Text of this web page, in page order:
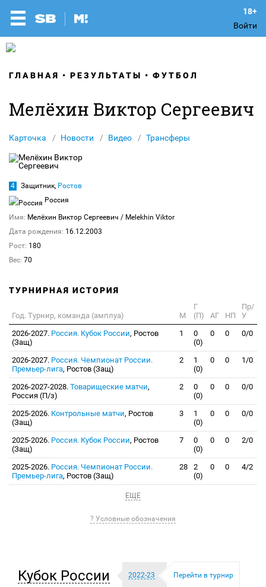
Войти
ГЛАВНАЯ РЕЗУЛЬТАТЫ ФУТБОЛ
Мелёхин Виктор Сергеевич
Карточка Новости Видео Трансферы
4 Защитник, Ростов
Россия
Имя: Мелёхин Виктор Сергеевич / Melekhin Viktor
Дата рождения: 16.12.2003
Рост: 180
Вес: 70
ТУРНИРНАЯ ИСТОРИЯ
Год. Турнир, команда (амплуа) М
Г
(П)
АГ НП
Пр/
У
2026-2027. Россия. Кубок России, Ростов
(Защ)
1
0
(0)
0 0 0/0
2026-2027. Россия. Чемпионат России.
Премьер-лига, Ростов (Защ)
2
1
(0)
0 0 1/0
2026-2027-2028. Товарищеские матчи,
Россия (П/з)
2
0
(0)
0 0 0/0
2025-2026. Контрольные матчи, Ростов
(Защ)
3
1
(0)
0 0 0/0
2025-2026. Россия. Кубок России, Ростов
(Защ)
7
0
(0)
0 0 2/0
2025-2026. Россия. Чемпионат России.
Премьер-лига, Ростов (Защ)
28
2
(0)
0 0 4/2
ЕЩЕ
? Условные обозначения
Кубок России 2022-23 Перейти в турнир